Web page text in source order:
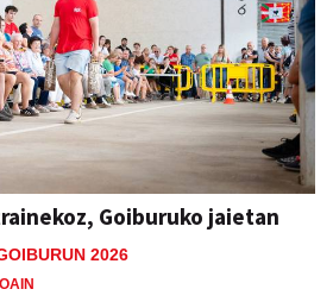
Goiburuko jaietan
2026